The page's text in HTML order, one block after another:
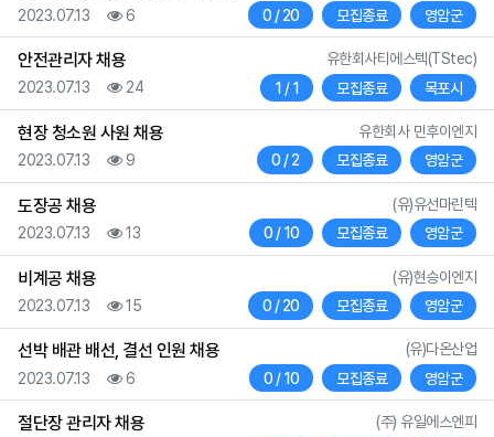
지역영암군
상태모집종료
채용인원
0 / 20
등록일
2023.07.13 조회
6
등록자
유한회사티에스텍(TStec)
안전관리자 채용
지역목포시
상태모집종료
채용인원
1 / 1
등록일
2023.07.13 조회
24
등록자
유한회사 민후이엔지
현장 청소원 사원 채용
지역영암군
상태모집종료
채용인원
0 / 2
등록일
2023.07.13 조회
9
등록자
(유)유선마린텍
도장공 채용
지역영암군
상태모집종료
채용인원
0 / 10
등록일
2023.07.13 조회
13
등록자
(유)현승이엔지
비계공 채용
지역영암군
상태모집종료
채용인원
0 / 20
등록일
2023.07.13 조회
15
등록자
(유)다온산업
선박 배관 배선, 결선 인원 채용
지역영암군
상태모집종료
채용인원
0 / 10
등록일
2023.07.13 조회
6
등록자
(주) 유일에스엔피
절단장 관리자 채용